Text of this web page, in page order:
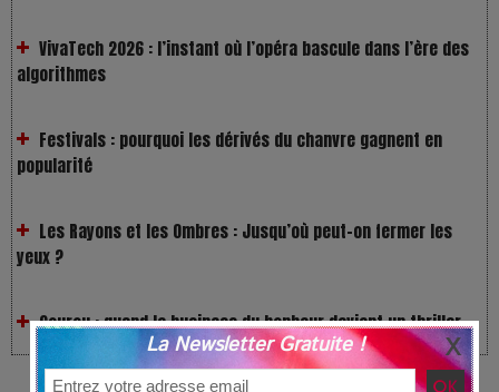
LOL 2.0 : aimer, grandir et se comprendre à l’ère des
réseaux
La Newsletter Gratuite !